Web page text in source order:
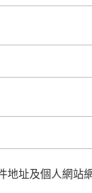
地址及個人網站